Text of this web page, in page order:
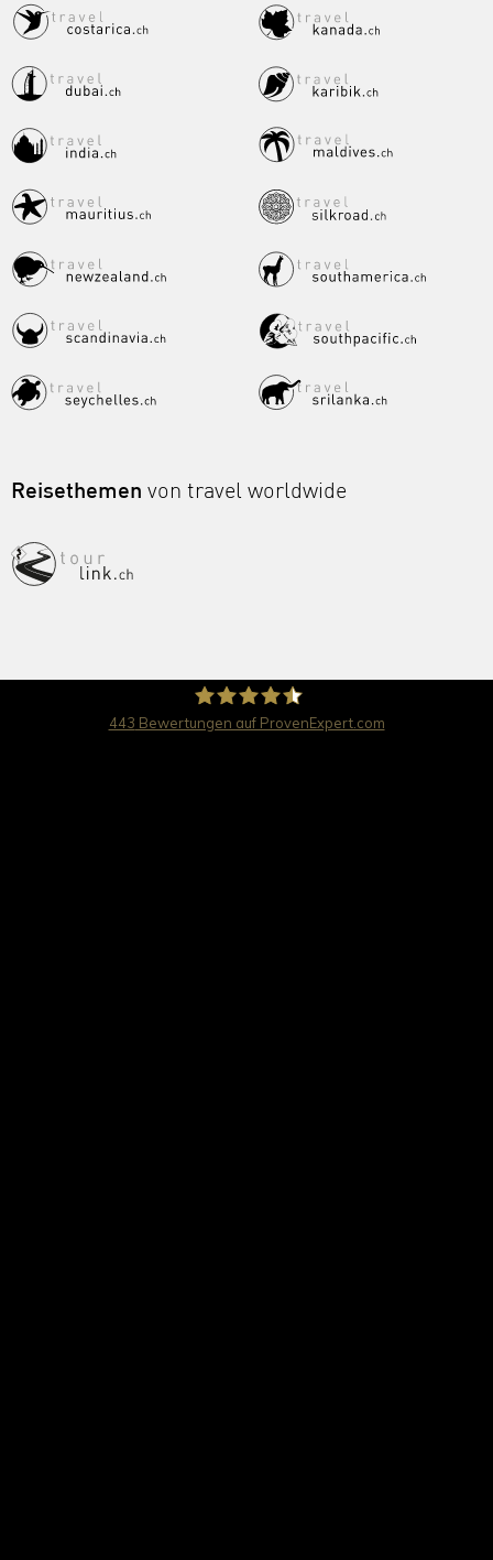
Reisethemen von travel worldwide
443 Bewertungen auf ProvenExpert.com